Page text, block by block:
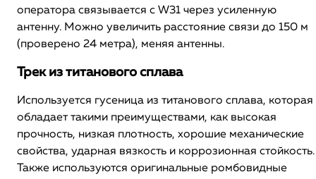
оператора связывается с W31 через усиленную
антенну. Можно увеличить расстояние связи до 150 м
(проверено 24 метра), меняя антенны.
Трек из титанового сплава
Используется гусеница из титанового сплава, которая
обладает такими преимуществами, как высокая
прочность, низкая плотность, хорошие механические
свойства, ударная вязкость и коррозионная стойкость.
Также используются оригинальные ромбовидные